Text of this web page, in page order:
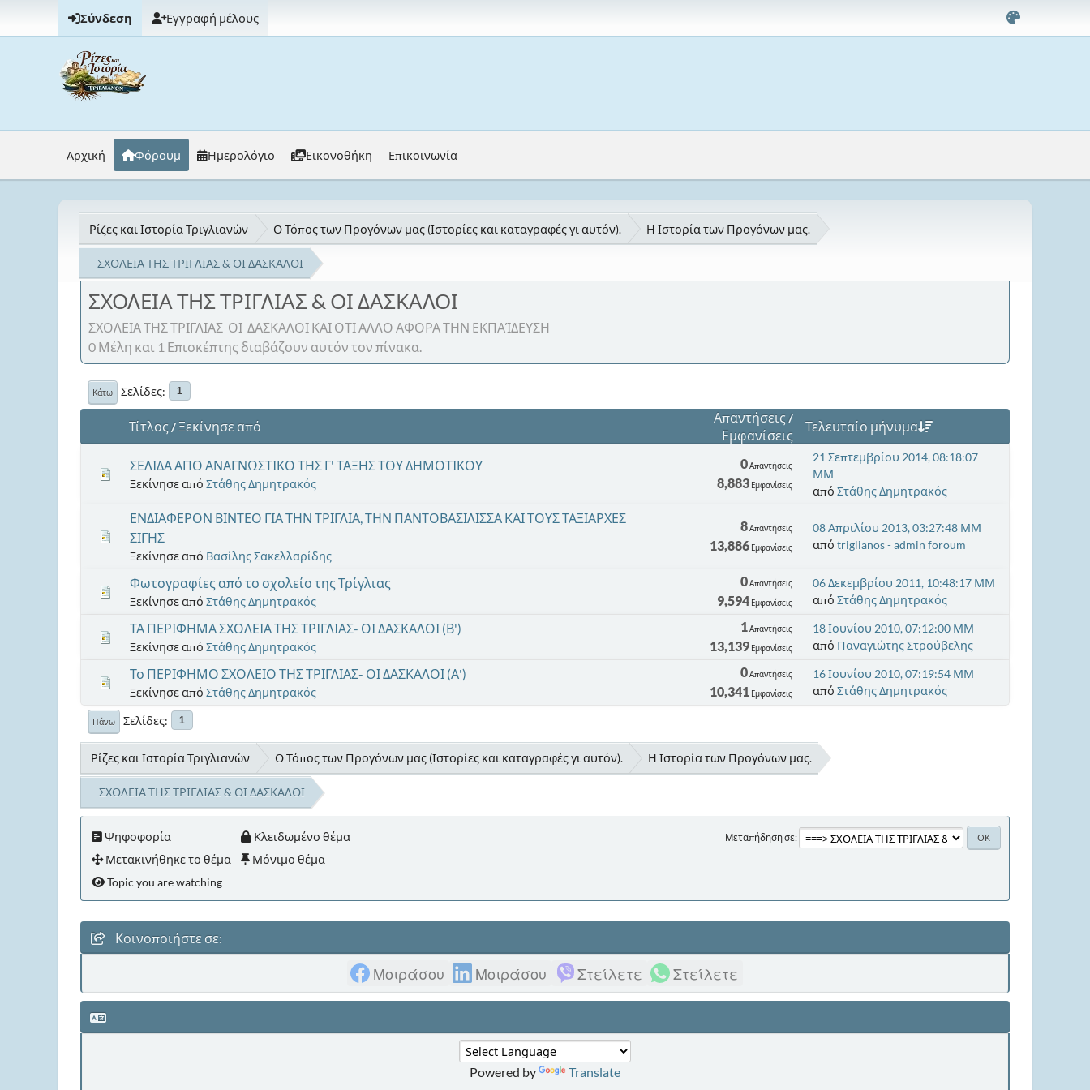
Σύνδεση Εγγραφή μέλους
Αρχική Φόρουμ Ημερολόγιο Εικονοθήκη Επικοινωνία
Ρίζες και Ιστορία Τριγλιανών Ο Τόπος των Προγόνων μας (Ιστορίες και καταγραφές γι αυτόν). Η Ιστορία των Προγόνων μας.
ΣΧΟΛΕΙΑ ΤΗΣ ΤΡΙΓΛΙΑΣ & ΟΙ ΔΑΣΚΑΛΟΙ
ΣΧΟΛΕΙΑ ΤΗΣ ΤΡΙΓΛΙΑΣ & ΟΙ ΔΑΣΚΑΛΟΙ
ΣΧΟΛΕΙΑ ΤΗΣ ΤΡΙΓΛΙΑΣ ΟΙ ΔΑΣΚΑΛΟΙ ΚΑΙ ΟΤΙ ΑΛΛΟ ΑΦΟΡΑ ΤΗΝ ΕΚΠΑΊΔΕΥΣΗ
0 Μέλη και 1 Επισκέπτης διαβάζουν αυτόν τον πίνακα.
Κάτω Σελίδες 1
Τίτλος/Ξεκίνησε από
Απαντήσεις/
Εμφανίσεις
Τελευταίο μήνυμα
ΣΕΛΙΔΑ ΑΠΟ ΑΝΑΓΝΩΣΤΙΚΟ ΤΗΣ Γ' ΤΑΞΗΣ ΤΟΥ ΔΗΜΟΤΙΚΟΥ
Ξεκίνησε από Στάθης Δημητρακός
0Απαντήσεις
8,883 Εμφανίσεις
21 Σεπτεμβρίου 2014, 08:18:07
ΜΜ
απόΣτάθης Δημητρακός
ΕΝΔΙΑΦΕΡΟΝ ΒΙΝΤΕΟ ΓΙΑ ΤΗΝ ΤΡΙΓΛΙΑ, ΤΗΝ ΠΑΝΤΟΒΑΣΙΛΙΣΣΑ ΚΑΙ ΤΟΥΣ ΤΑΞΙΑΡΧΕΣ
ΣΙΓΗΣ
Ξεκίνησε από Βασίλης Σακελλαρίδης
8Απαντήσεις
13,886 Εμφανίσεις
08 Απριλίου 2013, 03:27:48 ΜΜ
απόtriglianos - admin foroum
Φωτογραφίες από το σχολείο της Τρίγλιας
Ξεκίνησε από Στάθης Δημητρακός
0Απαντήσεις
9,594 Εμφανίσεις
06 Δεκεμβρίου 2011, 10:48:17 ΜΜ
απόΣτάθης Δημητρακός
ΤΑ ΠΕΡΙΦΗΜΑ ΣΧΟΛΕΙΑ ΤΗΣ ΤΡΙΓΛΙΑΣ- ΟΙ ΔΑΣΚΑΛΟΙ (Β')
Ξεκίνησε από Στάθης Δημητρακός
1Απαντήσεις
13,139 Εμφανίσεις
18 Ιουνίου 2010, 07:12:00 ΜΜ
από Παναγιώτης Στρούβελης
Το ΠΕΡΙΦΗΜΟ ΣΧΟΛΕΙΟ ΤΗΣ ΤΡΙΓΛΙΑΣ- ΟΙ ΔΑΣΚΑΛΟΙ (Α')
Ξεκίνησε από Στάθης Δημητρακός
0Απαντήσεις
10,341 Εμφανίσεις
16 Ιουνίου 2010, 07:19:54 ΜΜ
απόΣτάθης Δημητρακός
Πάνω Σελίδες 1
Ρίζες και Ιστορία Τριγλιανών Ο Τόπος των Προγόνων μας (Ιστορίες και καταγραφές γι αυτόν). Η Ιστορία των Προγόνων μας.
ΣΧΟΛΕΙΑ ΤΗΣ ΤΡΙΓΛΙΑΣ & ΟΙ ΔΑΣΚΑΛΟΙ
Μεταπήδηση σε
Ψηφοφορία
Μετακινήθηκε το θέμα
Κλειδωμένο θέμα
Μόνιμο θέμα
Topic you are watching
Κοινοποιήστε σε:
Μοιράσου Μοιράσου Στείλετε Στείλετε
Powered by Translate